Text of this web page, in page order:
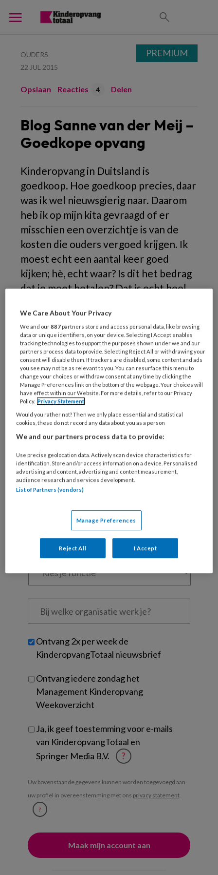
OUDERS
22 JUL 2015
Opslaan Reacties 4 Delen
Blog Sanne van der Meij –
Goedkope opvang
Kinderopvang in Duitsland is
goedkoop. Hoe goedkoop precies, daar
was ik wel nieuwsgierig naar. Daarom
heb ik op mijn kita gevraagd of er
misschien een overzichtje is van de
kosten die ouders vergoed krijgen. Ik
moest echt een aantal keer goed
kijken; hè, echt waar? Is dit het bedrag
dat je moet betalen? Dat is echt heel
Zoals
REGISTREREN
Wil je dit artikel lezen?
Maak gratis een account aan en lees 2
artikelen gratis per maand
Al een account of abonnement?Log dan in
Wat
is
Kies
je
Bij
welke
je?
Untitled
Ontvang 2x per week de
KinderopvangTotaal nieuwsbrief
Ontvang iedere zondag het
Management Kinderopvang
Weekoverzicht
Ja, ik geef toestemming voor e-mails
van KinderopvangTotaal en
Springer Media B.V.
?
Uw bovenstaande gegevens kunnen worden toegevoegd aan
uw profiel in overeenstemming met ons privacy statement.
?
PREMIUM
We Care About Your Privacy
We and our887 partners store and access personal data, like browsing
data or unique identifiers, on your device. Selecting I Accept enables
tracking technologies to support the purposes shown under we and our
partners process data to provide. Selecting Reject All or withdrawing your
consent will disable them. If trackers are disabled, some content and ads
you see may not be as relevant to you. You can resurface this menu to
change your choices or withdraw consent at any time by clicking the
Manage Preferences link on the bottom of the webpage. Your choices will
have effect within our Website. For more details, refer to our Privacy
Policy. Privacy Statement
Would you rather not? Then we only place essential and statistical
cookies, these do not record any data about you as a person
We and our partners process data to provide:
Use precise geolocation data. Actively scan device characteristics for
identification. Store and/or access information on a device. Personalised
advertising and content, advertising and content measurement,
audience research and services development.
List of Partners (vendors)
Manage Preferences
Reject All I Accept